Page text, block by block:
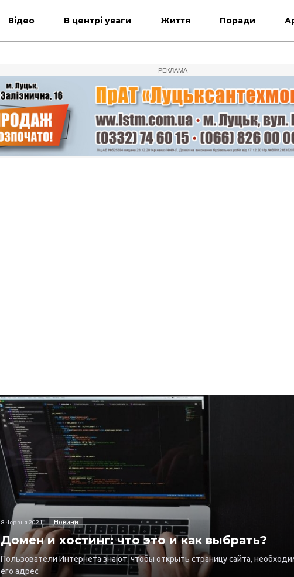
Відео В центрі уваги Життя Поради
РЕКЛАМА
8 Червня 2021 Новини
Домен и хостинг: что это и как выбрать?
Пользователи Интернета знают: чтобы открыть страницу сайта,
его адрес